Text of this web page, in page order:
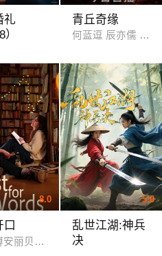
礼
）
青丘奇缘
何蓝逗 辰亦儒 刘
布莱维特 伊文·莱斯利 尼古拉斯·
8.0
口
安丽贝卡·古德温
5.0
乱世江湖:神兵
决